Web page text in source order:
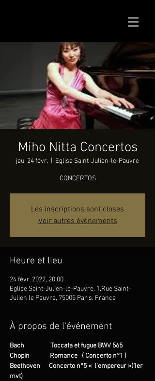
Miho Nitta Concertos
jeu. 24 févr. Eglise Saint-Julien-le-Pauvre
CONCERTOS
Les inscriptions sont closes
Voir autres événements
Heure et lieu
24 févr. 2022, 20:00
Eglise Saint-Julien-le-Pauvre, 1,Rue Saint-
Julien le Pauvre, 75005 Paris, France
À propos de l'événement
Bach                  Toccata et fugue BWV 565
Chopin              Romance   ( Concerto n°1 )
Beethoven      Concerto n°5 «  l'empereur »(1er
mvt)